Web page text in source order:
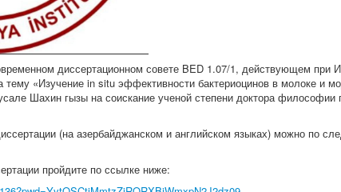
диссертационном совете BED 1.07/1, действующем при
тему «Изучение in situ эффективности бактериоцинов в молоке и
Шахин гызы на соискание ученой степени доктора философии
(на азербайджанском и английском языках) можно по
пройдите по ссылке ниже: